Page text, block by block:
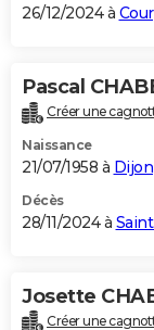
26/12/2024 à
Pascal
Créer une
Naissance
21/07/1958 à Dijon
Décès
28/11/2024 à
Josette
Créer une